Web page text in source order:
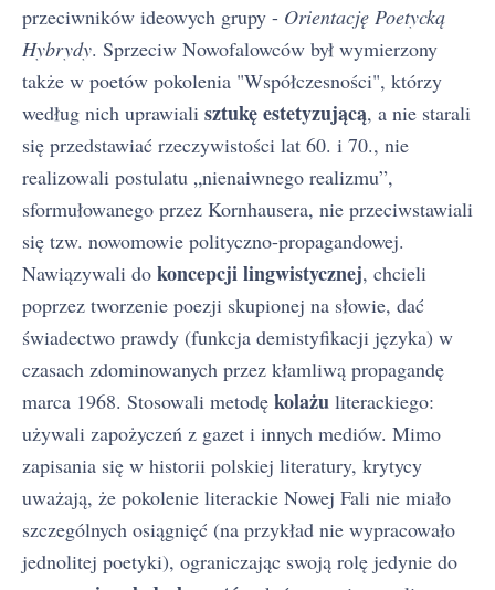
przeciwników ideowych grupy - Orientację Poetycką
Hybrydy. Sprzeciw Nowofalowców był wymierzony
także w poetów pokolenia "Współczesności", którzy
według nich uprawiali sztukę estetyzującą, a nie starali
się przedstawiać rzeczywistości lat 60. i 70., nie
realizowali postulatu „nienaiwnego realizmu”,
sformułowanego przez Kornhausera, nie przeciwstawiali
się tzw. nowomowie polityczno-propagandowej.
Nawiązywali do koncepcji lingwistycznej, chcieli
poprzez tworzenie poezji skupionej na słowie, dać
świadectwo prawdy (funkcja demistyfikacji języka) w
czasach zdominowanych przez kłamliwą propagandę
marca 1968. Stosowali metodę kolażu literackiego:
używali zapożyczeń z gazet i innych mediów. Mimo
zapisania się w historii polskiej literatury, krytycy
uważają, że pokolenie literackie Nowej Fali nie miało
szczególnych osiągnięć (na przykład nie wypracowało
jednolitej poetyki), ograniczając swoją rolę jedynie do